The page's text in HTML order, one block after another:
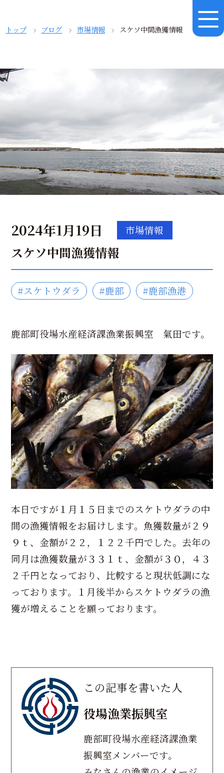
トップ ブログ 市場情報 スケソ中間漁獲情報
2024年1月19日 市場情報
スケソ中間漁獲情報
#スケトウダラ #鹿部 #鹿部漁港
鹿部町役場水産経済課漁業振興室 氣田です。
本日ですが１月１５日までのスケトウダラの中
間の漁獲情報をお届けします。魚獲数量が２９
９ｔ、金額が２２，１２２千円でした。去年の
同月は漁獲数量が３３１ｔ、金額が３０，４３
２千円となっており、比較すると現状低調にな
っております。１月後半からスケトウダラの漁
獲が増えることを願っております。
この記事を書いた人
役場漁業振興室
鹿部町役場水産経済課漁業
振興室メンバーです。